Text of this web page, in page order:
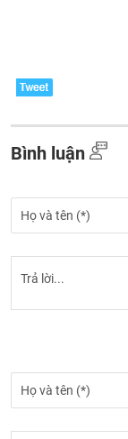
Bình luận